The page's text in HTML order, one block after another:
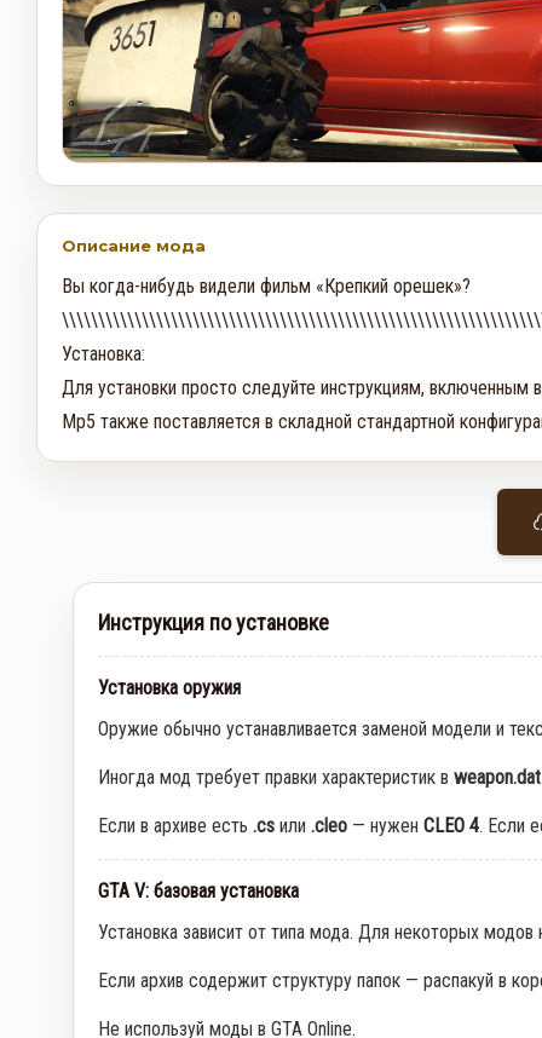
Описание мода
Вы когда-нибудь видели фильм «Крепкий орешек»?
Установка:
Для установки просто следуйте инструкциям, включенным в
Mp5 также поставляется в складной стандартной
Инструкция по установке
Установка оружия
Оружие обычно устанавливается заменой модели и
Иногда мод требует правки характеристик в weapon.dat
Если в архиве есть .cs или .cleo — нужен CLEO 4. Если
GTA V: базовая установка
Установка зависит от типа мода. Для некоторых
Если архив содержит структуру папок — распакуй в
Не используй моды в GTA Online.